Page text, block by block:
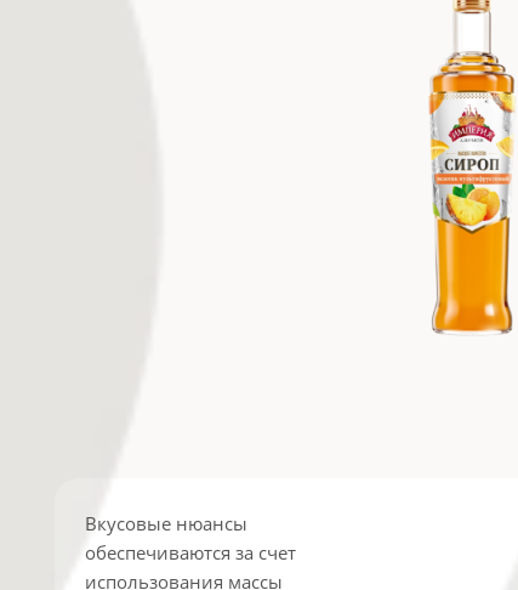
Вкусовые нюансы
обеспечиваются за счет
использования массы